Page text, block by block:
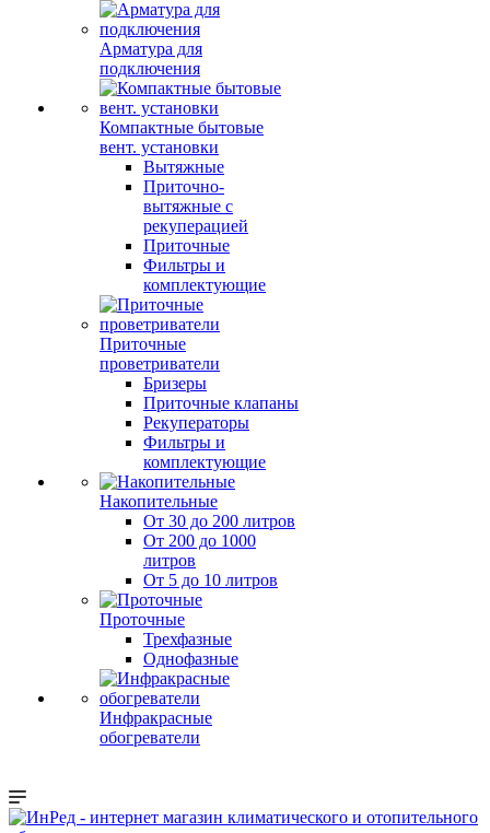
Арматура для
подключения
Компактные бытовые
вент. установки
Вытяжные
Приточно-
вытяжные с
рекуперацией
Приточные
Фильтры и
комплектующие
Приточные
проветриватели
Бризеры
Приточные клапаны
Рекуператоры
Фильтры и
комплектующие
Накопительные
От 30 до 200 литров
От 200 до 1000
литров
От 5 до 10 литров
Проточные
Трехфазные
Однофазные
Инфракрасные
обогреватели